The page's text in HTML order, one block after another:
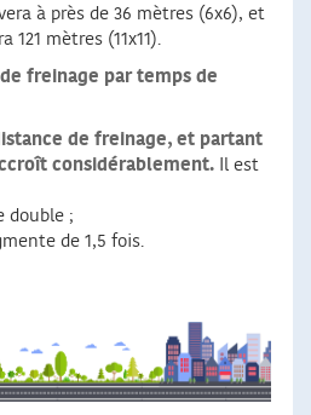
à près de 36 mètres (6x6), et
121 mètres (11x11).
freinage par temps de
de freinage, et partant
considérablement. Il est
double ;
de 1,5 fois.